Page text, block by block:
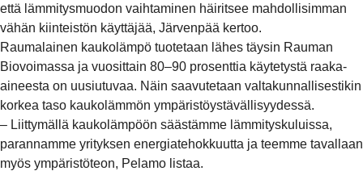
että lämmitysmuodon vaihtaminen häiritsee mahdollisimman
vähän kiinteistön käyttäjää, Järvenpää kertoo.
Raumalainen kaukolämpö tuotetaan lähes täysin Rauman
Biovoimassa ja vuosittain 80–90 prosenttia käytetystä raaka-
aineesta on uusiutuvaa. Näin saavutetaan valtakunnallisestikin
korkea taso kaukolämmön ympäristöystävällisyydessä.
– Liittymällä kaukolämpöön säästämme lämmityskuluissa,
parannamme yrityksen energiatehokkuutta ja teemme tavallaan
myös ympäristöteon, Pelamo listaa.